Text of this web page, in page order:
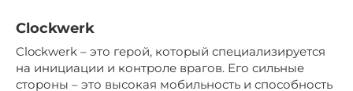
Clockwerk
Clockwerk – это герой, который специализируется
на инициации и контроле врагов. Его сильные
стороны – это высокая мобильность и способность